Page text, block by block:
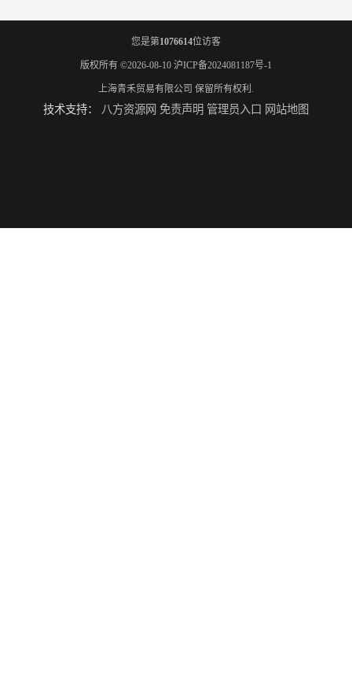
您是第1076614位访客
版权所有 ©2026-08-10 沪ICP备2024081187号-1
上海青禾贸易有限公司 保留所有权利.
技术支持： 八方资源网 免责声明 管理员入口 网站地图